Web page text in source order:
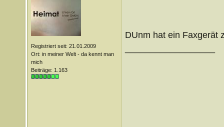
Registriert seit: 21.01.2009
Ort: in meiner Welt - da kennt man
mich
Beiträge: 1.163
DUnm hat ein Faxgerät